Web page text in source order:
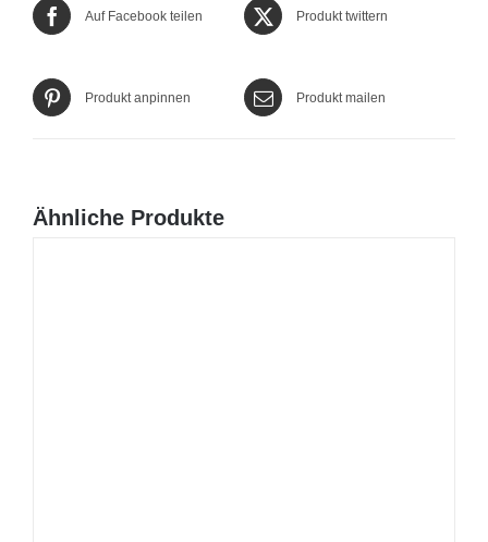
Auf Facebook teilen Produkt twittern
Produkt anpinnen Produkt mailen
Ähnliche Produkte